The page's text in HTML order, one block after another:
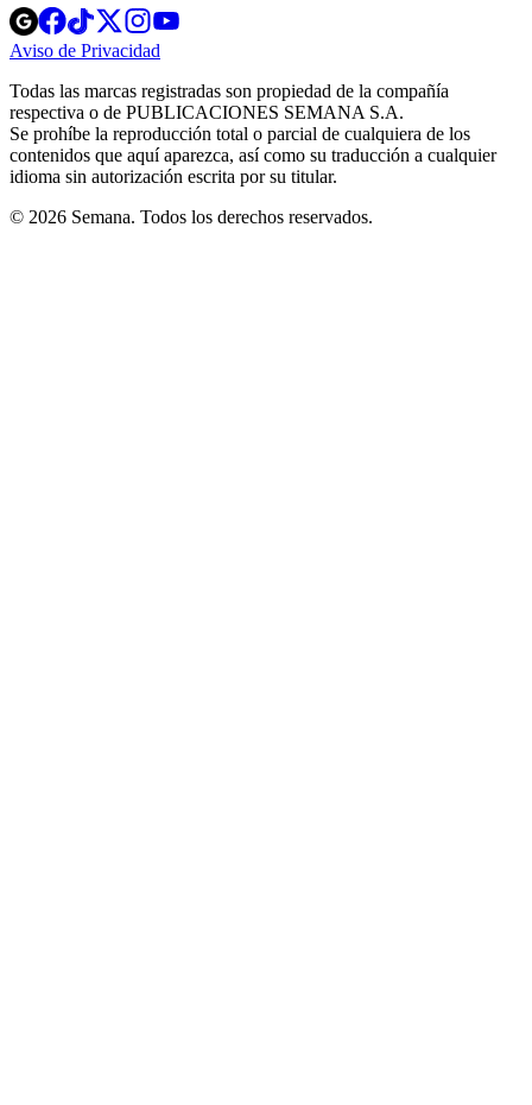
Opens
in
new
Opens
in
new
Opens
in
new
window
Opens
new
windowwindow
Aviso de Privacidad
new
window
Todas las marcas registradas son propiedad de la compañía
respectiva o de PUBLICACIONES SEMANA S.A.
Se prohíbe la reproducción total o parcial de cualquiera de los
contenidos que aquí aparezca, así como su traducción a cualquier
idioma sin autorización escrita por su titular.
© 2026 Semana. Todos los derechos reservados.